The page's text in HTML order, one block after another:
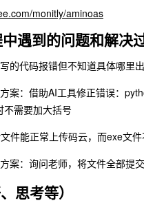
monitly/aminoas
遇到的问题和解决
的代码报错但不知道具体哪里
案：借助AI工具修正错误：
不需要加大括号
件能正常上传码云，而exe文
案：询问老师，将文件全部提交
思考等）